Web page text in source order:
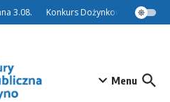
3.08. Konkurs Dożynkowy –
Menu